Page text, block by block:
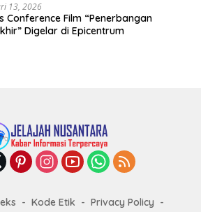
13, 2026
Conference Film “Penerbangan
Digelar di Epicentrum
Kode Etik
Privacy Policy